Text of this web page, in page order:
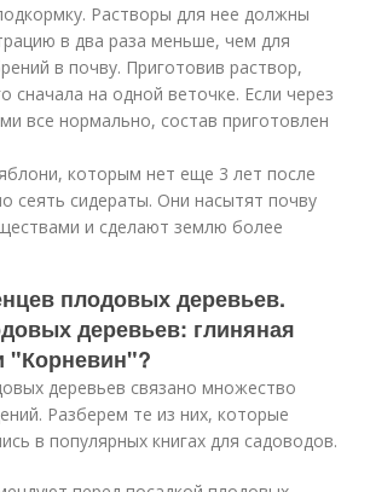
Растворы для нее должны
в два раза меньше, чем для
в почву. Приготовив раствор,
сначала на одной веточке. Если через
все нормально, состав приготовлен
которым нет еще 3 лет после
сеять сидераты. Они насытят почву
и сделают землю более
плодовых деревьев.
деревьев: глиняная
"Корневин"?
деревьев связано множество
Разберем те из них, которые
в популярных книгах для садоводов.